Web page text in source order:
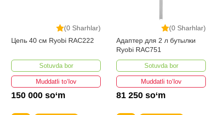
(0 Sharhlar)
Цепь 40 см Ryobi RAC222
Sotuvda bor
Muddatli to‘lov
150 000 so‘m
(0 Sharhlar)
Адаптер для 2 л бутылки
Ryobi RAC751
Sotuvda bor
Muddatli to‘lov
81 250 so‘m